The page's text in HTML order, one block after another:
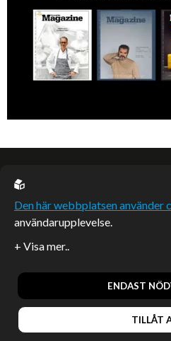
EU casino
Artiklar publicerade på
redaktionellt är betalda samarbeten.
© 2026, Enterprise Magazine
Den här webbplatsen använder
användarupplevelse.
ENDAST
TILLÅT